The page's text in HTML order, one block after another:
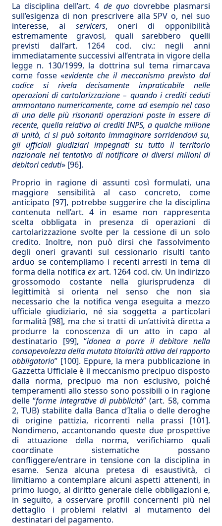
La disciplina dell’art. 4 de quodovrebbe plasmarsi
sull’esigenza di non prescrivere alla SPV o, nel suo
interesse, ai servicers, oneri di opponibilità
estremamente gravosi, quali sarebbero quelli
previsti dall’art. 1264 cod. civ.: negli anni
immediatamente successivi all’entrata in vigore della
legge n. 130/1999, la dottrina sul tema rimarcava
come fosse «evidente che il meccanismo previsto dal
codice si rivela decisamente impraticabile nelle
operazioni di cartolarizzazione – quando i crediti ceduti
ammontano numericamente, come ad esempio nel caso
di una delle più risonanti operazioni poste in essere di
recente, quella relativa ai crediti INPS, a qualche milione
di unità, ci si può soltanto immaginare sorridendovi su,
gli ufficiali giudiziari impegnati su tutto il territorio
nazionale nel tentativo di notificare ai diversi milioni di
debitori ceduti» [96].
Proprio in ragione di assunti così formulati, una
maggiore sensibilità al caso concreto, come
anticipato [97], potrebbe suggerire che la disciplina
contenuta nell’art. 4 in esame non rappresenta
scelta obbligata in presenza di operazioni di
cartolarizzazione svolte per la cessione di un solo
credito. Inoltre, non può dirsi che l’assolvimento
degli oneri gravanti sul cessionario risulti tanto
arduo se contempliamo i recenti arresti in tema di
forma della notificaex art. 1264 cod. civ. Un indirizzo
grossomodo costante nella giurisprudenza di
legittimità si orienta nel senso che non sia
necessario che la notifica venga eseguita a mezzo
ufficiale giudiziario, né sia soggetta a particolari
formalità [98], ma che si tratti di un’attività diretta a
produrre la conoscenza di un atto in capo al
destinatario [99], “idonea a porre il debitore nella
consapevolezza della mutata titolarità attiva del rapporto
obbligatorio” [100]. Eppure, la mera pubblicazione in
Gazzetta Ufficiale è il meccanismo precipuo disposto
dalla norma, precipuo ma non esclusivo, poiché
temperamenti allo stesso sono possibili o in ragione
delle “forme integrative di pubblicità” (art. 58, comma
2, TUB) stabilite dalla Banca d’Italia o delle deroghe
di origine pattizia, ricorrenti nella prassi [101].
Nondimeno, accantonando queste due prospettive
di attuazione della norma, verifichiamo quali
coordinate sistematiche possano
confliggere/entrare in tensione con la disciplina in
esame. Senza alcuna pretesa di esaustività, ci
limitiamo a contemplare alcuni aspetti attenenti, in
primo luogo, al diritto generale delle obbligazioni e,
in seguito, a osservare profili concernenti più nel
dettaglio i problemi relativi al mutamento dei
destinatari del pagamento.